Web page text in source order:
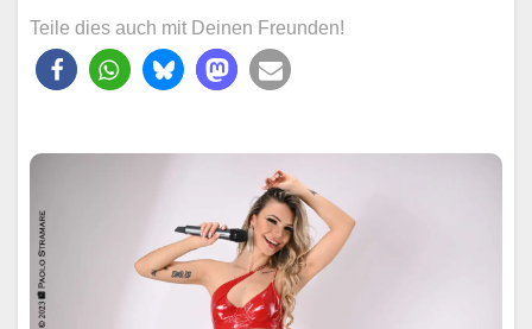
Teile dies auch mit Deinen Freunden!